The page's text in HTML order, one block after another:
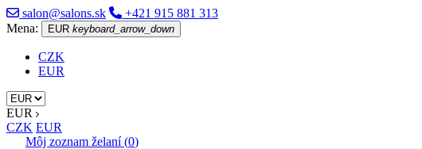
salon@salons.sk
+421 915 881 313
Mena:
EUR keyboard_arrow_down
CZK
EUR
EUR
CZK EUR
Môj zoznam želaní (0)